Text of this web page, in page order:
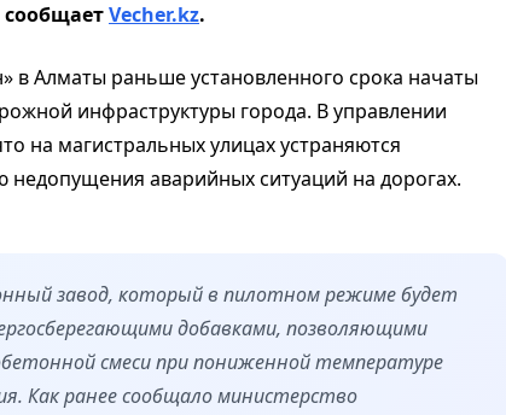
сообщаетVecher.kz.
в Алматы раньше установленного срока начаты
инфраструктуры города. В управлении
на магистральных улицах устраняются
аварийных ситуаций на дорогах.
завод, который в пилотном режиме будет
добавками, позволяющими
смеси при пониженной температуре
Как ранее сообщало министерство